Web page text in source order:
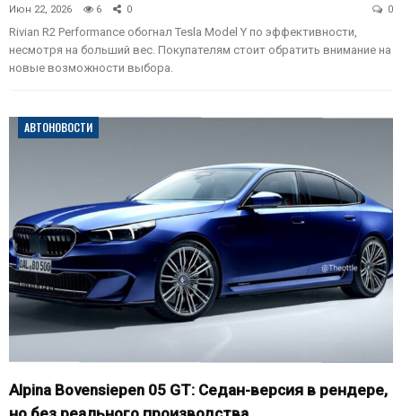
Июн 22, 2026 6 0 0
Rivian R2 Performance обогнал Tesla Model Y по эффективности,
несмотря на больший вес. Покупателям стоит обратить внимание на
новые возможности выбора.
АВТОНОВОСТИ
Alpina Bovensiepen 05 GT: Седан-версия в рендере,